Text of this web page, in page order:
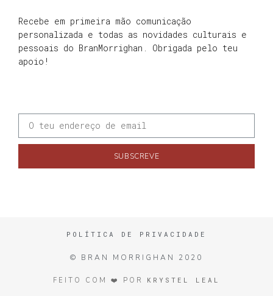
Recebe em primeira mão comunicação
personalizada e todas as novidades culturais e
pessoais do BranMorrighan. Obrigada pelo teu
apoio!
SUBSCREVE
POLÍTICA DE PRIVACIDADE
© BRAN MORRIGHAN 2020
FEITO COM ❤️ POR KRYSTEL LEAL